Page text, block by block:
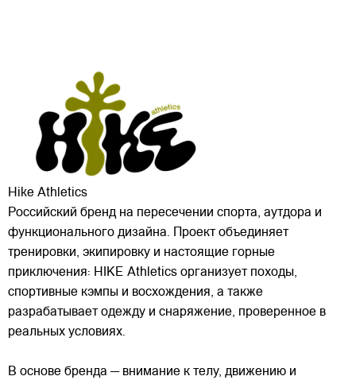
Hike Athletics
Российский бренд на пересечении спорта, аутдора и
функционального дизайна. Проект объединяет
тренировки, экипировку и настоящие горные
приключения: HIKE Athletics организует походы,
спортивные кэмпы и восхождения, а также
разрабатывает одежду и снаряжение, проверенное в
реальных условиях.
В основе бренда — внимание к телу, движению и